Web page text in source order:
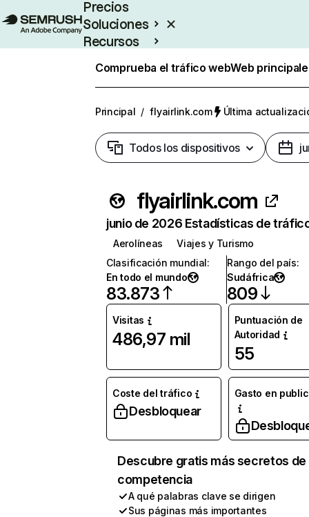
Precios
Soluciones
Recursos
Comprueba el tráfico webWeb
Principal / flyairlink.com Última
Todos los dispositivos
flyairlink.com
junio de 2026 Estadísticas de
Aerolíneas
Viajes y Turismo
Clasificación mundial:
En todo el mundo
83.873
Rango del país:
Sudáfrica
809
Visitas
486,97 mil
Puntuación de
Autoridad
55
Coste del tráfico
Desbloquear
Gasto en
Descubre gratis más secretos de
competencia
A qué palabras clave se dirigen
Sus páginas más importantes